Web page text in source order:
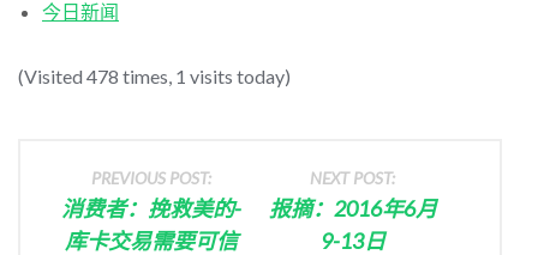
今日新闻
(Visited 478 times, 1 visits today)
PREVIOUS POST:
消费者：挽救美的-
库卡交易需要可信
NEXT POST:
报摘：2016年6月
9-13日